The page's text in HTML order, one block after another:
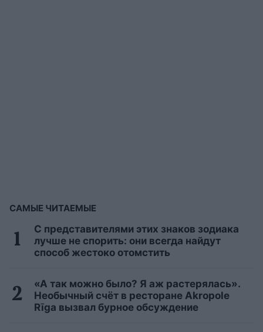
САМЫЕ ЧИТАЕМЫЕ
С представителями этих знаков зодиака
лучше не спорить: они всегда найдут
способ жестоко отомстить
«А так можно было? Я аж растерялась».
Необычный счёт в ресторане Akropole
Rīga вызвал бурное обсуждение